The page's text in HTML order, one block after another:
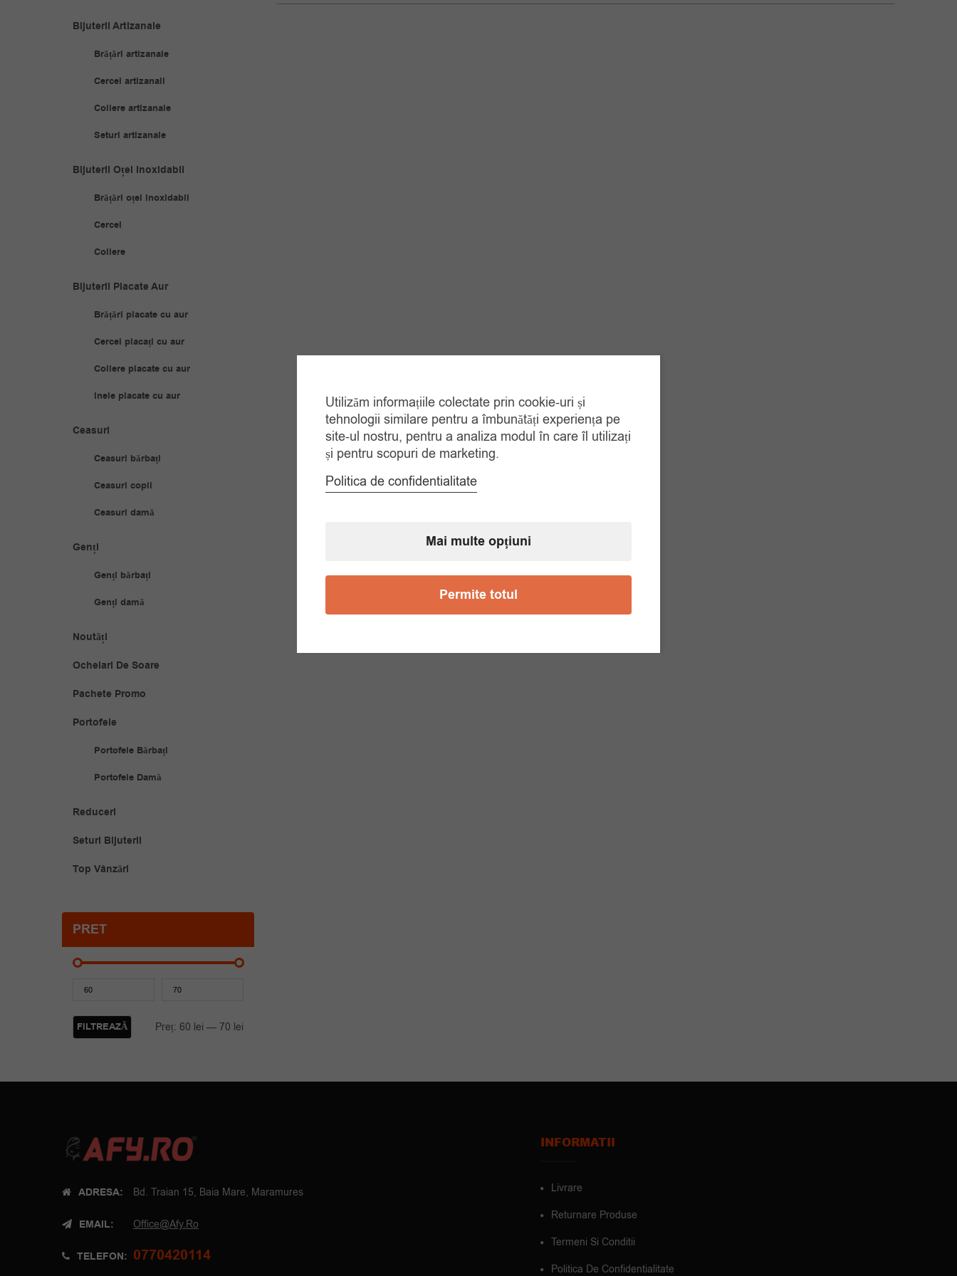
Bijuterii Artizanale
Brățări artizanale
Cercei artizanali
Coliere artizanale
Seturi artizanale
Bijuterii Oțel Inoxidabil
Brățări oțel inoxidabil
Cercei
Coliere
Bijuterii Placate Aur
Brățări placate cu aur
Cercei placați cu aur
Coliere placate cu aur
Inele placate cu aur
Ceasuri
Ceasuri bărbați
Ceasuri copii
Ceasuri damă
Genți
Genți bărbați
Genți damă
Noutăți
Ochelari De Soare
Pachete Promo
Portofele
Portofele Bărbați
Portofele Damă
Reduceri
Seturi Bijuterii
Top Vânzări
PRET
FILTREAZĂ Preț: 60 lei — 70 lei
ADRESA: Bd. Traian 15, Baia Mare, Maramures
EMAIL: Office@afy.ro
TELEFON: 0770420114
INFORMATII
Livrare
Returnare Produse
Termeni Si Conditii
Politica De Confidentialitate
Utilizăm informațiile colectate prin cookie-uri și
tehnologii similare pentru a îmbunătăți experiența pe
site-ul nostru, pentru a analiza modul în care îl utilizați
și pentru scopuri de marketing.
Politica de confidentialitate
Mai multe opțiuni
Permite totul